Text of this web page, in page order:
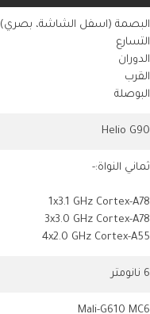
البصمة (اسفل الشاشة، بصري)
التسارع
الدوران
القرب
البوصلة
Helio G90
ثماني النواة:-
1x3.1 GHz Cortex-A78
3x3.0 GHz Cortex-A78
4x2.0 GHz Cortex-A55
6 نانومتر
Mali-G610 MC6